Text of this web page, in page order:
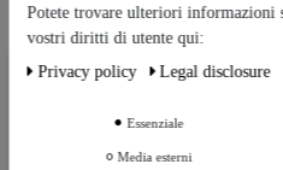
Perché dovreste
alambicco
pacchetto
Destillatio:
Da noi riceverete
Ceres::Template.cookieBarHintText
Potete trovare ulteriori informazioni
vostri diritti di utente qui:
Privacy policy
Legal disclosure
Essenziale
Media esterni